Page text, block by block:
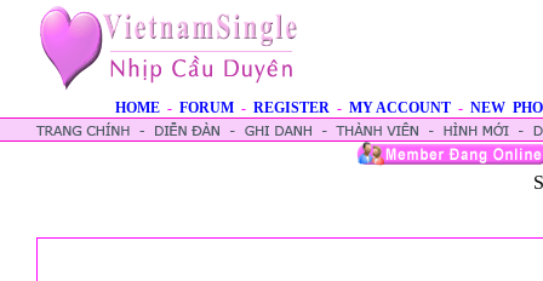
HOME - FORUM - REGISTER - MY ACCOUNT - NEW